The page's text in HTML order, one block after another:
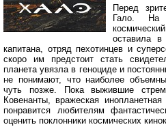
Перед
Гало. На
оставила
капитана, отряд пехотинцев и
скоро им предстоит стать
планета увязла в геноциде и
не понимают, что наиболее
чуть позже. Пока выжившие
Ковенанты, вражеская
понравится любителям
оценить поклонники космических